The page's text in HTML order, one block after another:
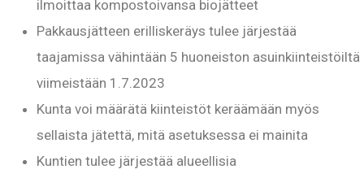
ilmoittaa kompostoivansa biojätteet
Pakkausjätteen erilliskeräys tulee järjestää
taajamissa vähintään 5 huoneiston asuinkiinteistöiltä
viimeistään 1.7.2023
Kunta voi määrätä kiinteistöt keräämään myös
sellaista jätettä, mitä asetuksessa ei mainita
Kuntien tulee järjestää alueellisia